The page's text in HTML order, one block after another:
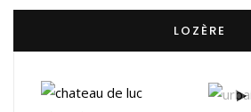
LOZÈRE